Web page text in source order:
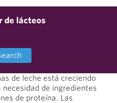
de lácteos
de leche está creciendo
de ingredientes
de proteína. Las